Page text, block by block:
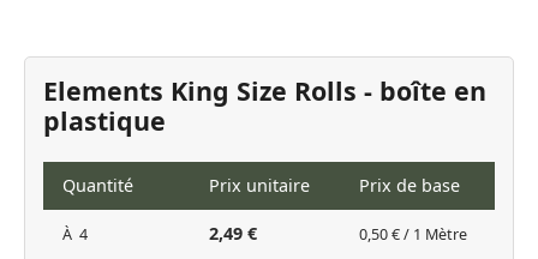
Elements King Size Rolls - boîte en
plastique
Quantité Prix unitaire Prix de base
À 4 2,49 € 0,50 € / 1 Mètre